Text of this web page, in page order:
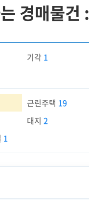
경매물건 :
기각 1
근린주택 19
대지2
1